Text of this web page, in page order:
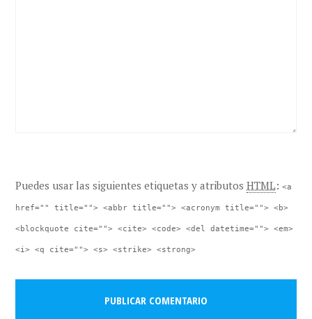
Puedes usar las siguientes etiquetas y atributosHTML:<a
href="" title=""> <abbr title=""> <acronym title=""> <b>
<blockquote cite=""> <cite> <code> <del datetime=""> <em>
<i> <q cite=""> <s> <strike> <strong>